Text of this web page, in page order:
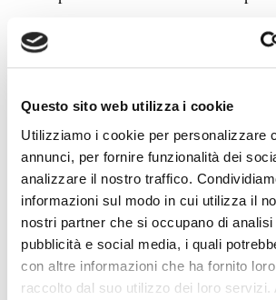
Questo sito web utilizza i cookie
Utilizziamo i cookie per personalizzare
annunci, per fornire funzionalità dei
analizzare il nostro traffico.
informazioni sul modo in cui utilizza il
nostri partner che si occupano di analisi
pubblicità e social media, i quali
con altre informazioni che ha fornito
raccolto dal suo utilizzo dei loro servizi.
Salve, sono un pastore calvinista.
predichiamo tanto, perché vogliamo
di Dio e dimostrare di essere
paradiso, cosa che si vede dal
nel mondo, perché se uno è sfigato
odia e lo ha destinato all’inferno.
Salve, sono un rabbino ebraico. Gesù
ma un nemico dei Romani che
crocifisso. Noi non c’entriamo niente